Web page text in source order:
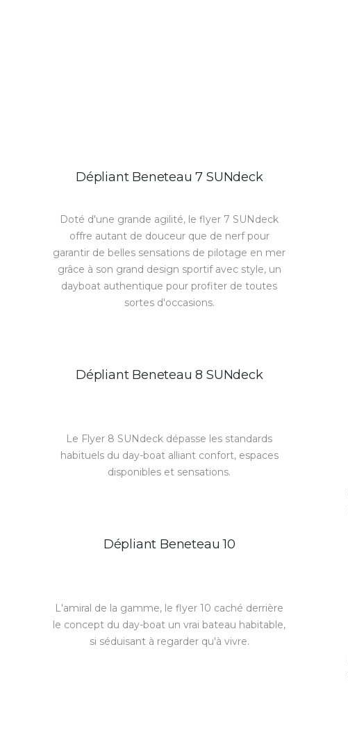
Dépliant Beneteau 7 SUNdeck
Doté d'une grande agilité, le flyer 7 SUNdeck
offre autant de douceur que de nerf pour
garantir de belles sensations de pilotage en mer
grâce à son grand design sportif avec style, un
dayboat authentique pour profiter de toutes
sortes d'occasions.
Dépliant Beneteau 8 SUNdeck
Le Flyer 8 SUNdeck dépasse les standards
habituels du day-boat alliant confort, espaces
disponibles et sensations.
Dépliant Beneteau 10
L'amiral de la gamme, le flyer 10 caché derrière
le concept du day-boat un vrai bateau habitable,
si séduisant à regarder qu'à vivre.